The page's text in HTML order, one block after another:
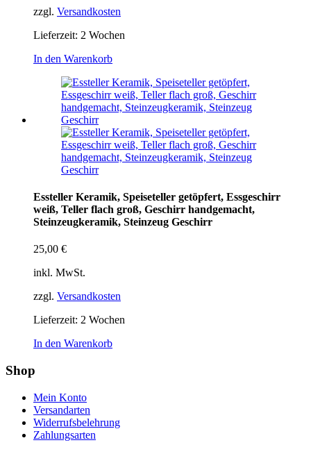
zzgl. Versandkosten
Lieferzeit: 2 Wochen
In den Warenkorb
Essteller Keramik, Speiseteller getöpfert, Essgeschirr
weiß, Teller flach groß, Geschirr handgemacht,
Steinzeugkeramik, Steinzeug Geschirr
25,00 €
inkl. MwSt.
zzgl. Versandkosten
Lieferzeit: 2 Wochen
In den Warenkorb
Shop
Mein Konto
Versandarten
Widerrufsbelehrung
Zahlungsarten